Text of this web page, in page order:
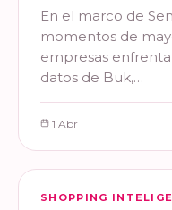
En el marco de
momentos de
empresas
datos de Buk,…
1 Abr
SHOPPING
SHOPPING